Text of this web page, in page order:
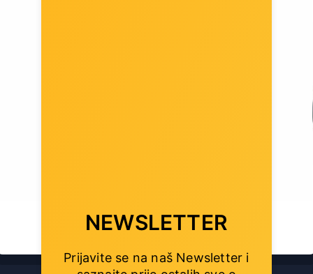
NEWSLETTER
Prijavite se na naš Newsletter i